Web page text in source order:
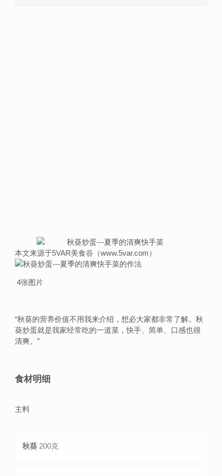
本文来源于5VAR美食谷（www.5var.com）
4张图片
“秋葵的营养价值不用我来介绍，想必大家都非常了解。秋
葵炒蛋就是我家经常吃的一道菜，快手、简单、口感也很
清爽。 ”
食材明细
主料
秋葵 200克